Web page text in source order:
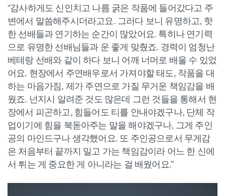
“감사하게도 신인치고 나름 굵은 작품에 들어갔다고 주
변에서 말씀해주시더라고요. 그러다 보니 유명하고, 핫
한 선배들과 연기하는 순간이 많았어요. 특히나 연기력
으로 유명한 선배님들과 운 좋게 맞췄죠. 경력이 엄청난
베테랑 선배와 같이 하다 보니 어깨 너머로 배울 수 있었
어요. 현장에서 주연배우로서 가져야할 태도, 작품을 대
하는 마음가짐, 제가 주연으로 가질 무거운 책임감을 배
웠죠. 넌지시 알려준 것도 많은데 그런 것들을 통해서 현
장에서 피곤하고, 힘들어도 티를 안내야겠구나, 단체 작
업이기에 힘을 북돋아주는 말을 해야겠구나, 그게 주인
공의 마인드구나 생각했어요. 또 주인공으로서 무게감
은 처음부터 끝까지 밀고 가는 책임감이라 어느 한 신에
서 튀는 게 중요한 게 아니라는 걸 배웠어요.”